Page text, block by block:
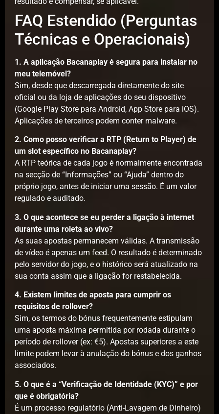
FAQ Estendido (Perguntas
Técnicas e Operacionais)
1. A aplicação Bacanaplay é segura para instalar no
meu telemóvel?
Sim, desde que descarregada diretamente do site
oficial ou da loja de aplicações do seu dispositivo
(Google Play Store para Android, App Store para iOS).
Aplicações de terceiros podem conter malware.
2. Como posso verificar a RTP (Return to Player) de
um slot específico no Bacanaplay?
A RTP teórica de cada jogo é normalmente encontrada
na secção de “Informações” ou “Ajuda” dentro do
próprio jogo, antes de iniciar uma sessão. É um valor
regulado e auditado.
3. O que acontece se eu perder a ligação à internet
durante uma roleta ao vivo?
As suas apostas permanecem válidas. A transmissão
de vídeo é apenas um feed. O resultado é determinado
pelo servidor do jogo, e o histórico será atualizado na
sua conta assim que a ligação for restabelecida.
4. Existem limites de aposta para cumprir os
requisitos de rollover?
Sim, os termos do bónus frequentemente estipulam
uma aposta máxima permitida por rodada durante o
período de rollover (ex: €5). Apostas superiores a este
limite podem levar à anulação do bónus e dos ganhos
associados.
5. O que é a “Verificação de Identidade (KYC)” e por
que é obrigatória?
É um processo regulatório (Anti-Lavagem de Dinheiro)